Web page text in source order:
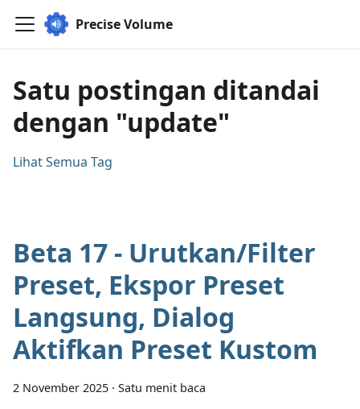
Precise Volume
Satu postingan ditandai
dengan "update"
Lihat Semua Tag
Beta 17 - Urutkan/Filter
Preset, Ekspor Preset
Langsung, Dialog
Aktifkan Preset Kustom
2 November 2025 · Satu menit baca